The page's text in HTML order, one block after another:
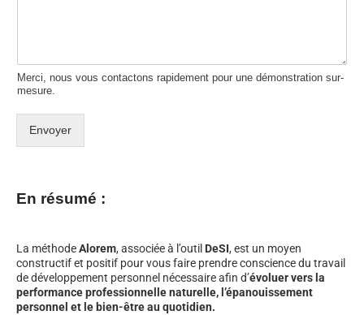
Merci, nous vous contactons rapidement pour une démonstration sur-
mesure.
Envoyer
En résumé :
La méthodeAlorem, associée à l’outil DeSI, est un moyen
constructif et positif pour vous faire prendre conscience du travail
de développement personnel nécessaire afin d’évoluer vers la
performance professionnelle naturelle, l’épanouissement
personnel et le bien-être au quotidien.